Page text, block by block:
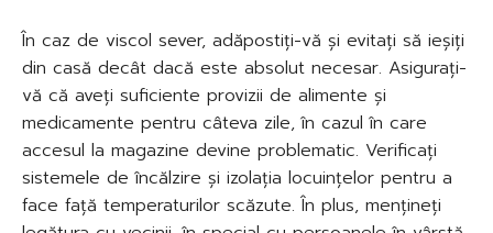
În caz de viscol sever, adăpostiți-vă și evitați să ieșiți
din casă decât dacă este absolut necesar. Asigurați-
vă că aveți suficiente provizii de alimente și
medicamente pentru câteva zile, în cazul în care
accesul la magazine devine problematic. Verificați
sistemele de încălzire și izolația locuințelor pentru a
face față temperaturilor scăzute. În plus, mențineți